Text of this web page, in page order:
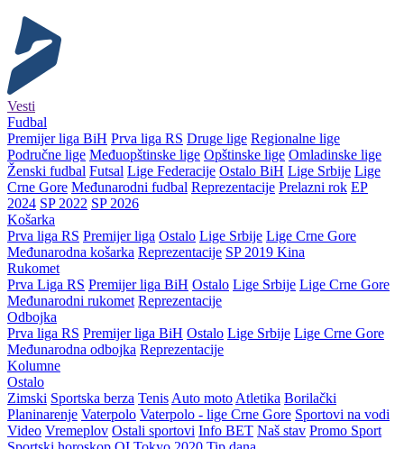
Vesti
Fudbal
Premijer liga BiH Prva liga RS Druge lige Regionalne lige
Područne lige Međuopštinske lige Opštinske lige Omladinske lige
Ženski fudbal Futsal Lige Federacije Ostalo BiH Lige Srbije Lige
Crne Gore Međunarodni fudbal Reprezentacije Prelazni rok EP
2024 SP 2022 SP 2026
Košarka
Prva liga RS Premijer liga Ostalo Lige Srbije Lige Crne Gore
Međunarodna košarka Reprezentacije SP 2019 Kina
Rukomet
Prva Liga RS Premijer liga BiH Ostalo Lige Srbije Lige Crne Gore
Međunarodni rukomet Reprezentacije
Odbojka
Prva liga RS Premijer liga BiH Ostalo Lige Srbije Lige Crne Gore
Međunarodna odbojka Reprezentacije
Kolumne
Ostalo
Zimski Sportska berza Tenis Auto moto Atletika Borilački
Planinarenje Vaterpolo Vaterpolo - lige Crne Gore Sportovi na vodi
Video Vremeplov Ostali sportovi Info BET Naš stav Promo Sport